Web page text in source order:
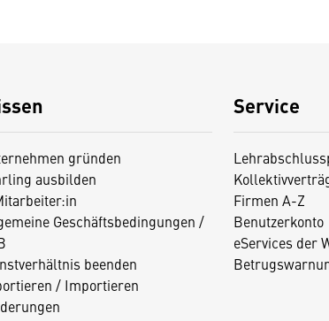
gründen
ausbilden
Geschäftsbedingungen /
beenden
/ Importieren
Service
Firmen A-Z
Benutzerkonto
eServices der